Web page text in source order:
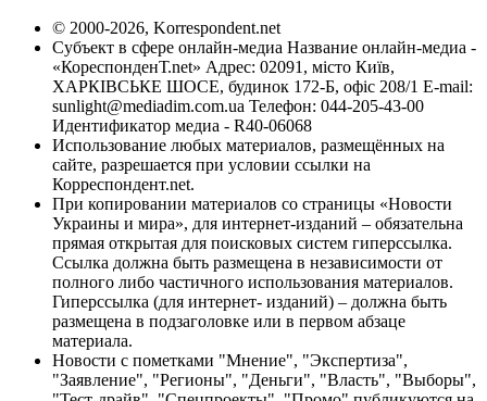
© 2000-2026, Korrespondent.net
Субъект в сфере онлайн-медиа Название онлайн-медиа -
«КореспонденТ.net» Адрес: 02091, місто Київ,
ХАРКІВСЬКЕ ШОСЕ, будинок 172-Б, офіс 208/1 E-mail:
sunlight@mediadim.com.ua Телефон: 044-205-43-00
Идентификатор медиа - R40-06068
Использование любых материалов, размещённых на
сайте, разрешается при условии ссылки на
Корреспондент.net.
При копировании материалов со страницы «Новости
Украины и мира», для интернет-изданий – обязательна
прямая открытая для поисковых систем гиперссылка.
Ссылка должна быть размещена в независимости от
полного либо частичного использования материалов.
Гиперссылка (для интернет- изданий) – должна быть
размещена в подзаголовке или в первом абзаце
материала.
Новости с пометками "Мнение", "Экспертиза",
"Заявление", "Регионы", "Деньги", "Власть", "Выборы",